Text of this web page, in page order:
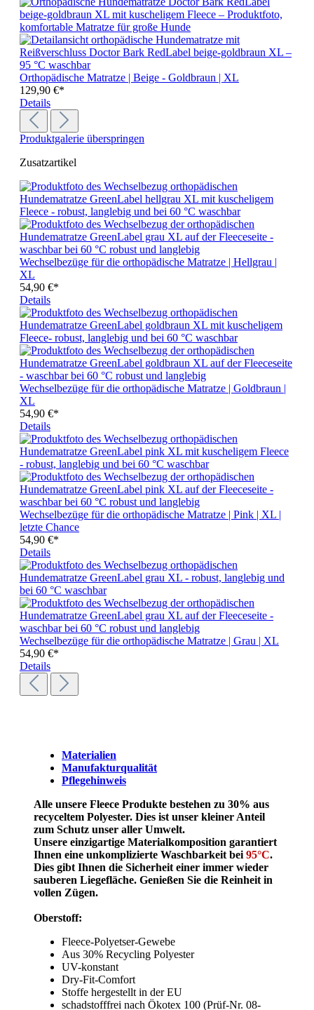
Orthopädische Matratze | Beige - Goldbraun | XL
129,90 €*
Details
Produktgalerie überspringen
Zusatzartikel
Wechselbezüge für die orthopädische Matratze | Hellgrau |
XL
54,90 €*
Details
Wechselbezüge für die orthopädische Matratze | Goldbraun |
XL
54,90 €*
Details
Wechselbezüge für die orthopädische Matratze | Pink | XL |
letzte Chance
54,90 €*
Details
Wechselbezüge für die orthopädische Matratze | Grau | XL
54,90 €*
Details
Materialien
Manufakturqualität
Pflegehinweis
Alle unsere Fleece Produkte bestehen zu 30% aus
recyceltem Polyester. Dies ist unser kleiner Anteil
zum Schutz unser aller Umwelt.
Unsere einzigartige Materialkomposition garantiert
Ihnen eine unkomplizierte Waschbarkeit bei 95°C.
Dies gibt Ihnen die Sicherheit einer immer wieder
sauberen Liegefläche. Genießen Sie die Reinheit in
vollen Zügen.
Oberstoff:
Fleece-Polyetser-Gewebe
Aus 30% Recycling Polyester
UV-konstant
Dry-Fit-Comfort
Stoffe hergestellt in der EU
schadstofffrei nach Ökotex 100 (Prüf-Nr. 08-